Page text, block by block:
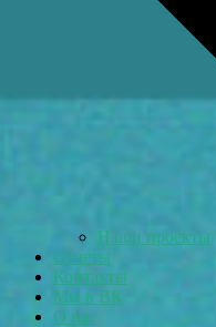
Наши проекты
Отчеты
Контакты
Мы в ВК
О нас